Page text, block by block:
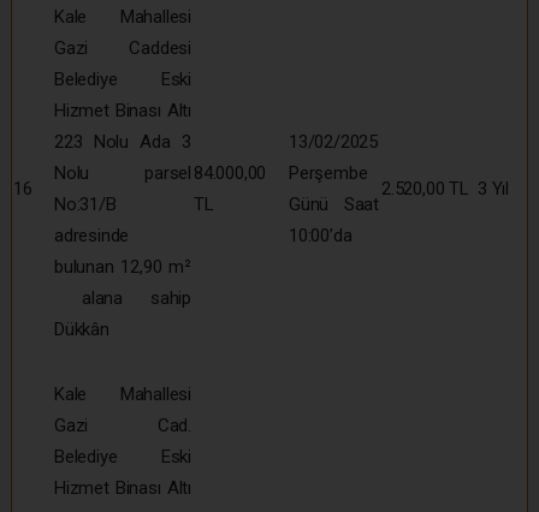
16
Kale Mahallesi
Gazi Caddesi
Belediye Eski
Hizmet Binası Altı
223 Nolu Ada 3
Nolu parsel
No:31/B
adresinde
bulunan 12,90 m²
alana sahip
Dükkân
84.000,00
TL
13/02/2025
Perşembe
Günü Saat
10:00’da
2.520,00 TL 3 Yıl
Kale Mahallesi
Gazi Cad.
Belediye Eski
Hizmet Binası Altı